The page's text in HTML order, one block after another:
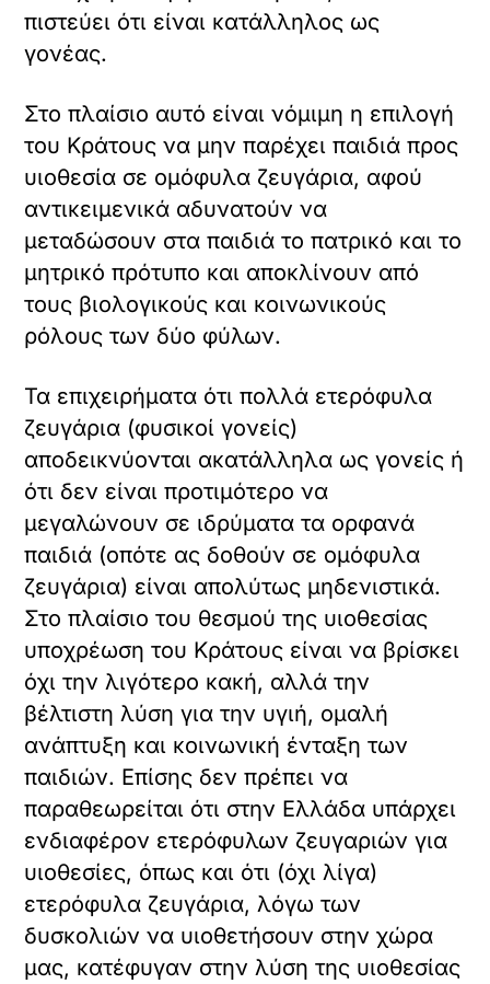
πιστεύει ότι είναι κατάλληλος ως
γονέας.
Στο πλαίσιο αυτό είναι νόμιμη η επιλογή
του Κράτους να μην παρέχει παιδιά προς
υιοθεσία σε ομόφυλα ζευγάρια, αφού
αντικειμενικά αδυνατούν να
μεταδώσουν στα παιδιά το πατρικό και το
μητρικό πρότυπο και αποκλίνουν από
τους βιολογικούς και κοινωνικούς
ρόλους των δύο φύλων.
Τα επιχειρήματα ότι πολλά ετερόφυλα
ζευγάρια (φυσικοί γονείς)
αποδεικνύονται ακατάλληλα ως γονείς ή
ότι δεν είναι προτιμότερο να
μεγαλώνουν σε ιδρύματα τα ορφανά
παιδιά (οπότε ας δοθούν σε ομόφυλα
ζευγάρια) είναι απολύτως μηδενιστικά.
Στο πλαίσιο του θεσμού της υιοθεσίας
υποχρέωση του Κράτους είναι να βρίσκει
όχι την λιγότερο κακή, αλλά την
βέλτιστη λύση για την υγιή, ομαλή
ανάπτυξη και κοινωνική ένταξη των
παιδιών. Επίσης δεν πρέπει να
παραθεωρείται ότι στην Ελλάδα υπάρχει
ενδιαφέρον ετερόφυλων ζευγαριών για
υιοθεσίες, όπως και ότι (όχι λίγα)
ετερόφυλα ζευγάρια, λόγω των
δυσκολιών να υιοθετήσουν στην χώρα
μας, κατέφυγαν στην λύση της υιοθεσίας